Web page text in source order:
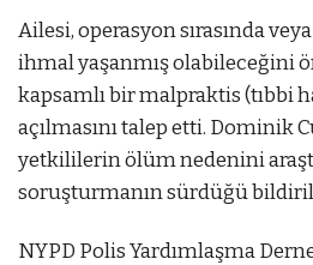
Ailesi, operasyon sırasında
ihmal yaşanmış olabileceğini
kapsamlı bir malpraktis (tıbbi
açılmasını talep etti. Dominik
yetkililerin ölüm nedenini
soruşturmanın sürdüğü
NYPD Polis Yardımlaşma